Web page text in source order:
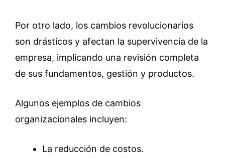
Por otro lado, los cambios revolucionarios
son drásticos y afectan la supervivencia de la
empresa, implicando una revisión completa
de sus fundamentos, gestión y productos.
Algunos ejemplos de cambios
organizacionales incluyen:
La reducción de costos.